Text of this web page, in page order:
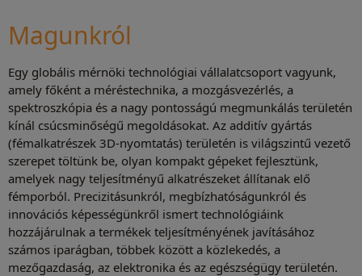
Magunkról
Egy globális mérnöki technológiai vállalatcsoport vagyunk,
amely főként a méréstechnika, a mozgásvezérlés, a
spektroszkópia és a nagy pontosságú megmunkálás területén
kínál csúcsminőségű megoldásokat. Az additív gyártás
(fémalkatrészek 3D-nyomtatás) területén is világszintű vezető
szerepet töltünk be, olyan kompakt gépeket fejlesztünk,
amelyek nagy teljesítményű alkatrészeket állítanak elő
fémporból. Precizitásunkról, megbízhatóságunkról és
innovációs képességünkről ismert technológiáink
hozzájárulnak a termékek teljesítményének javításához
számos iparágban, többek között a közlekedés, a
mezőgazdaság, az elektronika és az egészségügy területén.